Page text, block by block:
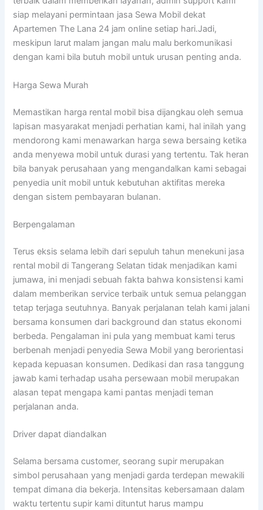
siap melayani permintaan jasa Sewa Mobil dekat
Apartemen The Lana 24 jam online setiap hari.Jadi,
meskipun larut malam jangan malu malu berkomunikasi
dengan kami bila butuh mobil untuk urusan penting anda.
Harga Sewa Murah
Memastikan harga rental mobil bisa dijangkau oleh semua
lapisan masyarakat menjadi perhatian kami, hal inilah yang
mendorong kami menawarkan harga sewa bersaing ketika
anda menyewa mobil untuk durasi yang tertentu. Tak heran
bila banyak perusahaan yang mengandalkan kami sebagai
penyedia unit mobil untuk kebutuhan aktifitas mereka
dengan sistem pembayaran bulanan.
Berpengalaman
Terus eksis selama lebih dari sepuluh tahun menekuni jasa
rental mobil di Tangerang Selatan tidak menjadikan kami
jumawa, ini menjadi sebuah fakta bahwa konsistensi kami
dalam memberikan service terbaik untuk semua pelanggan
tetap terjaga seutuhnya. Banyak perjalanan telah kami jalani
bersama konsumen dari background dan status ekonomi
berbeda. Pengalaman ini pula yang membuat kami terus
berbenah menjadi penyedia Sewa Mobil yang berorientasi
kepada kepuasan konsumen. Dedikasi dan rasa tanggung
jawab kami terhadap usaha persewaan mobil merupakan
alasan tepat mengapa kami pantas menjadi teman
perjalanan anda.
Driver dapat diandalkan
Selama bersama customer, seorang supir merupakan
simbol perusahaan yang menjadi garda terdepan mewakili
tempat dimana dia bekerja. Intensitas kebersamaan dalam
waktu tertentu supir kami dituntut harus mampu